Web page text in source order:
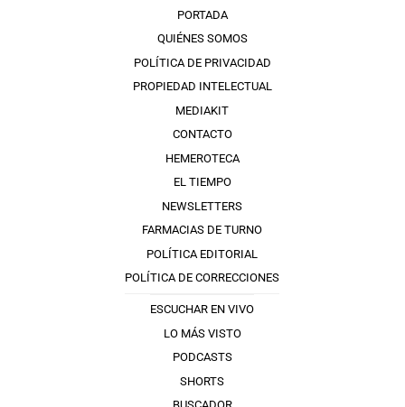
PORTADA
QUIÉNES SOMOS
POLÍTICA DE PRIVACIDAD
PROPIEDAD INTELECTUAL
MEDIAKIT
CONTACTO
HEMEROTECA
EL TIEMPO
NEWSLETTERS
FARMACIAS DE TURNO
POLÍTICA EDITORIAL
POLÍTICA DE CORRECCIONES
ESCUCHAR EN VIVO
LO MÁS VISTO
PODCASTS
SHORTS